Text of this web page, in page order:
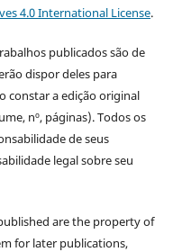
4.0 International License.
publicados são de
dispor deles para
constar a edição original
nº, páginas). Todos os
de seus
legal sobre seu
are the property of
for later publications,